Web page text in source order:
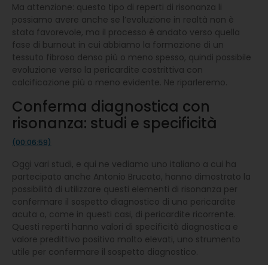
Ma attenzione: questo tipo di reperti di risonanza li
possiamo avere anche se l’evoluzione in realtà non è
stata favorevole, ma il processo è andato verso quella
fase di burnout in cui abbiamo la formazione di un
tessuto fibroso denso più o meno spesso, quindi possibile
evoluzione verso la pericardite costrittiva con
calcificazione più o meno evidente. Ne riparleremo.
Conferma diagnostica con
risonanza: studi e specificità
(00:06:59)
Oggi vari studi, e qui ne vediamo uno italiano a cui ha
partecipato anche Antonio Brucato, hanno dimostrato la
possibilità di utilizzare questi elementi di risonanza per
confermare il sospetto diagnostico di una pericardite
acuta o, come in questi casi, di pericardite ricorrente.
Questi reperti hanno valori di specificità diagnostica e
valore predittivo positivo molto elevati, uno strumento
utile per confermare il sospetto diagnostico.